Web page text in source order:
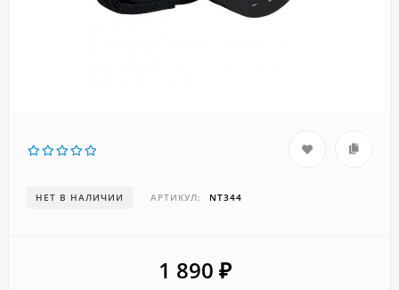
НЕТ В НАЛИЧИИ АРТИКУЛ: NT344
1 890 ₽